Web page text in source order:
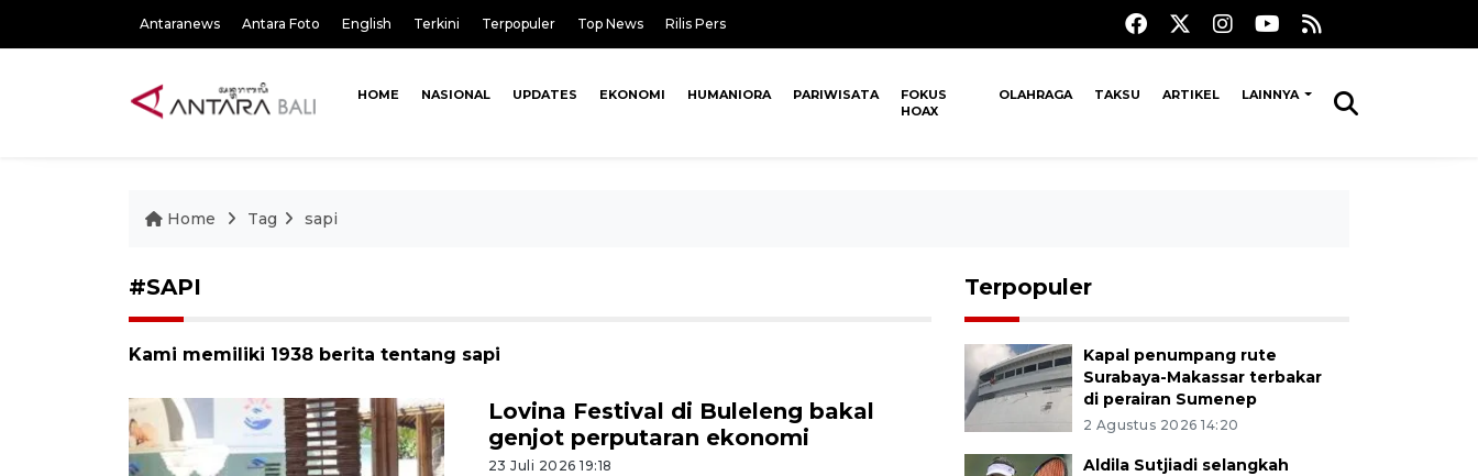
Antaranews Antara Foto English Terkini Terpopuler Top News Rilis Pers
HOME NASIONAL UPDATES EKONOMI HUMANIORA PARIWISATA
FOKUS
HOAX
OLAHRAGA TAKSU ARTIKEL LAINNYA
Home Tag sapi
#SAPI
Kami memiliki 1938 berita tentang sapi
Lovina Festival di Buleleng bakal
genjot perputaran ekonomi
23 Juli 2026 19:18
Terpopuler
Kapal penumpang rute
Surabaya-Makassar terbakar
di perairan Sumenep
2 Agustus 2026 14:20
Aldila Sutjiadi selangkah